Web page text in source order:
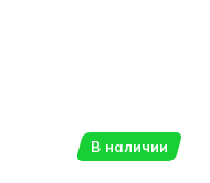
В наличии